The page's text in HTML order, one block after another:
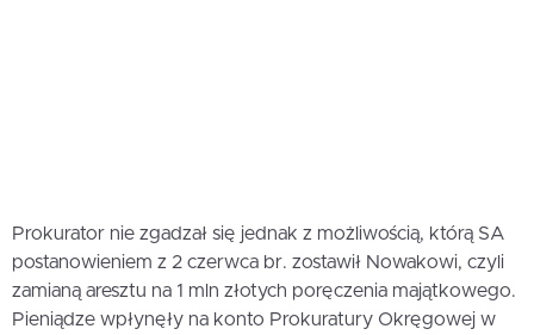
Prokurator nie zgadzał się jednak z możliwością, którą SA
postanowieniem z 2 czerwca br. zostawił Nowakowi, czyli
zamianą aresztu na 1 mln złotych poręczenia majątkowego.
Pieniądze wpłynęły na konto Prokuratury Okręgowej w